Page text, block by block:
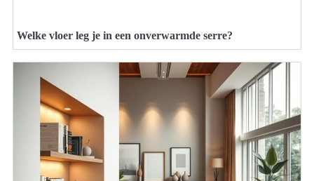
Welke vloer leg je in een onverwarmde serre?